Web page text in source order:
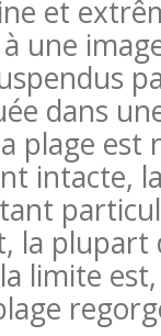
et
une
dans
plage est
intacte,
la plupart
limite